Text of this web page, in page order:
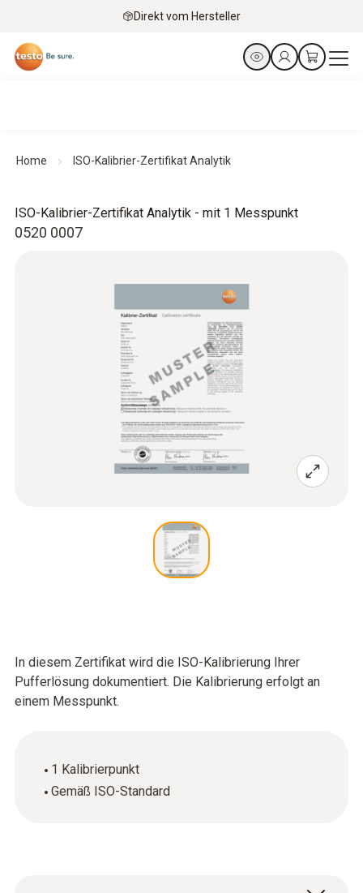
Direkt vom Hersteller
Home ISO-Kalibrier-Zertifikat Analytik
0520 0007
ISO-Kalibrier-Zertifikat Analytik - mit 1 Messpunkt
In diesem Zertifikat wird die ISO-Kalibrierung Ihrer
Pufferlösung dokumentiert. Die Kalibrierung erfolgt an
einem Messpunkt.
1 Kalibrierpunkt
Gemäß ISO-Standard